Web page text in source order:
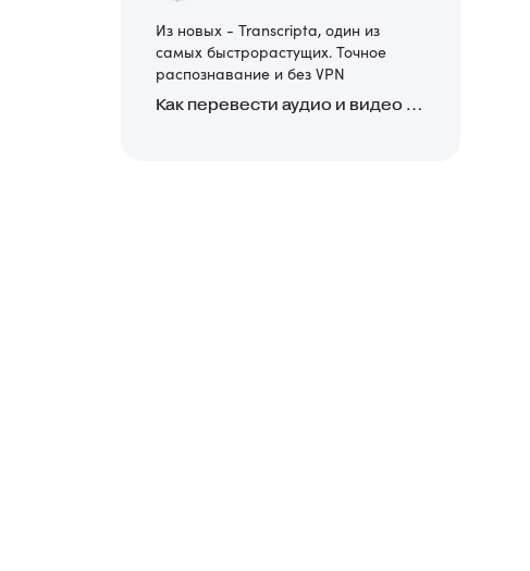
Из новых - Transcripta, один из
самых быстрорастущих. Точное
распознавание и без VPN
Как перевести аудио и видео в текст: обзор 24 нейросетей, программ и сервисов для транскрибации